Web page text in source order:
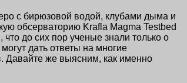
с бирюзовой водой, клубами дыма и
обсерваторию Krafla Magma Testbed
до сих пор ученые знали только о
дать ответы на многие
Давайте же выясним, как именно